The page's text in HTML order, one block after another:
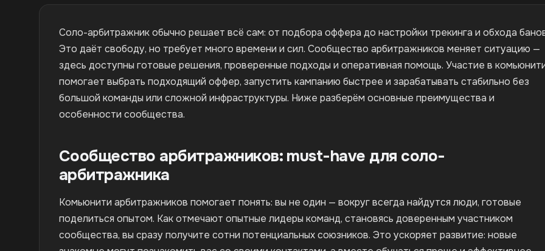
Соло-арбитражник обычно решает всё сам: от подбора оффера до настройки трекинга и обхода
Это даёт свободу, но требует много времени и сил. Сообщество арбитражников меняет ситуацию —
здесь доступны готовые решения, проверенные подходы и оперативная помощь. Участие в
помогает выбрать подходящий оффер, запустить кампанию быстрее и зарабатывать стабильно без
большой команды или сложной инфраструктуры. Ниже разберём основные преимущества и
особенности сообщества.
Сообщество арбитражников: must-have для соло-
арбитражника
Комьюнити арбитражников помогает понять: вы не один — вокруг всегда найдутся люди, готовые
поделиться опытом. Как отмечают опытные лидеры команд, становясь доверенным участником
сообщества, вы сразу получите сотни потенциальных союзников. Это ускоряет развитие: новые